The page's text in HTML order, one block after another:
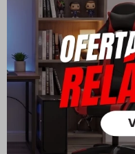
su cambio.
Ver mas
Medios de pago